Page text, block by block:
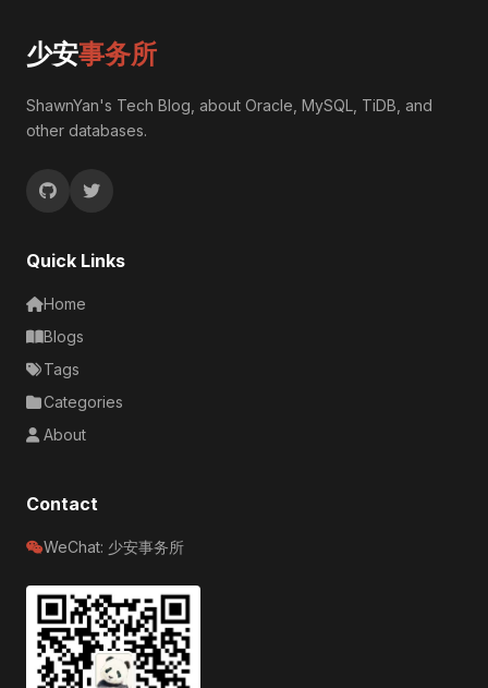
少安事务所
ShawnYan's Tech Blog, about Oracle, MySQL, TiDB, and
other databases.
Quick Links
Home
Blogs
Tags
Categories
About
Contact
WeChat: 少安事务所